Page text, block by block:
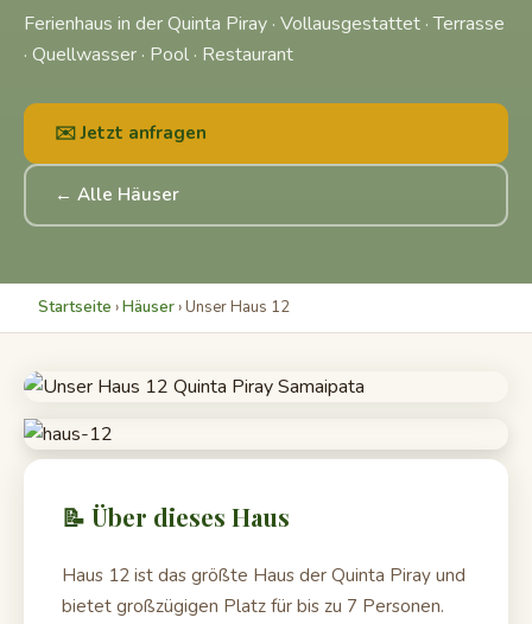
Ferienhaus in der Quinta Piray · Vollausgestattet · Terrasse
· Quellwasser · Pool · Restaurant
✉️ Jetzt anfragen
← Alle Häuser
Startseite ›Häuser› Unser Haus 12
📝 Über dieses Haus
Haus 12 ist das größte Haus der Quinta Piray und
bietet großzügigen Platz für bis zu 7 Personen.